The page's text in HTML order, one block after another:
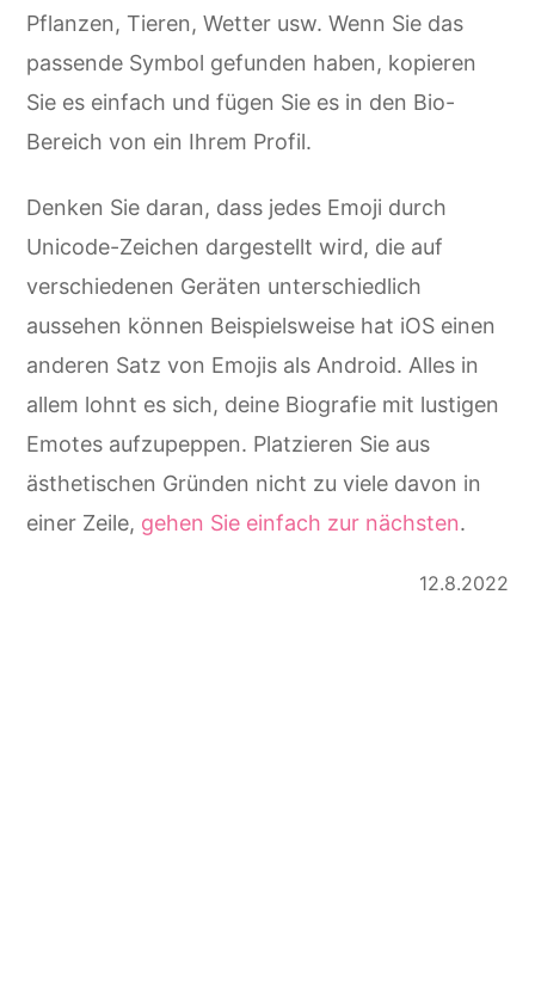
Pflanzen, Tieren, Wetter usw. Wenn Sie das
passende Symbol gefunden haben, kopieren
Sie es einfach und fügen Sie es in den Bio-
Bereich von ein Ihrem Profil.
Denken Sie daran, dass jedes Emoji durch
Unicode-Zeichen dargestellt wird, die auf
verschiedenen Geräten unterschiedlich
aussehen können Beispielsweise hat iOS einen
anderen Satz von Emojis als Android. Alles in
allem lohnt es sich, deine Biografie mit lustigen
Emotes aufzupeppen. Platzieren Sie aus
ästhetischen Gründen nicht zu viele davon in
einer Zeile, gehen Sie einfach zur nächsten.
12.8.2022